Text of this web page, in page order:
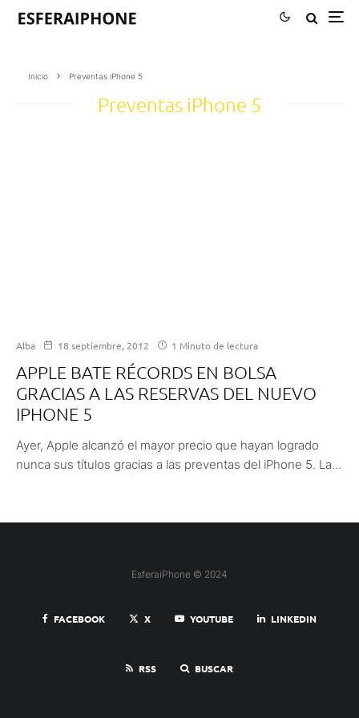
Inicio Preventas iPhone 5
Preventas iPhone 5
Alba 18 septiembre, 2012 1 Minuto de lectura
APPLE BATE RÉCORDS EN BOLSA
GRACIAS A LAS RESERVAS DEL NUEVO
IPHONE 5
Ayer, Apple alcanzó el mayor precio que hayan logrado
nunca sus títulos gracias a las preventas del iPhone 5. La...
EsferaiPhone © 2024
FACEBOOK X YOUTUBE LINKEDIN
RSS BUSCAR